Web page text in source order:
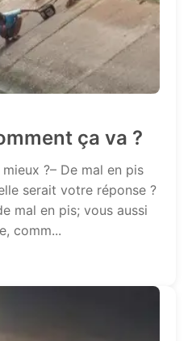
ça va ?
?– De mal en pis
serait votre réponse ?
mal en pis; vous aussi
comm...